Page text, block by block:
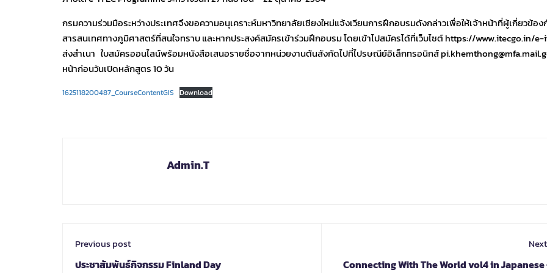
กรมความร่วมมือระหว่างประเทศจึงขอความอนุเคราะห์มหาวิทยาลัยเชียงใหม่แจ้งเวียนการฝึกอบรมดังกล่าวเพื่อให้เจ้าหน้าที่ผู้เกี่ยวข้อง
สารสนเทศทางภูมิศาสตร์ที่สนใจทราบ และหากประสงค์สมัครเข้าร่วมฝึกอบรม โดยเข้าไปสมัครได้ที่เว็บไซต์ https://www.itecgo.in/e-
ส่งสำเนา ใบสมัครออนไลน์พร้อมหนังสือเสนอรายชื่อจากหน่วยงานต้นสังกัดไปที่ไปรษณีย์อิเล็กทรอนิกส์
หน้าก่อนวันเปิดหลักสูตร 10 วัน
1625118200487_CourseContentGIS Download
Admin.T
Previous post
ประชาสัมพันธ์กิจกรรม Finland Day
Connecting With The World vol4 in Japanese